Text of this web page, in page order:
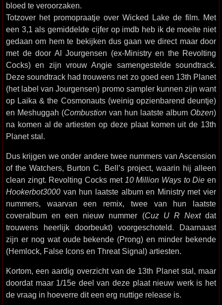
bloed te veroorzaken.
Totzover het promopraatje over Wicked Lake de film. Met
een 3,1 als gemiddelde cijfer op imdb heb ik de moeite niet
gedaan om hem te bekijken dus gaan we direct maar door
met de door Al Jourgensen (ex-Ministry en the Revolting
Cocks) en zijn vrouw Angie samengestelde soundtrack.
Deze soundtrack had trouwens net zo goed een 13th Planet
(het label van Jourgensen) promo sampler kunnen zijn want
op Laika & the Cosmonauts (weinig opzienbarend deuntje)
en Meshuggah (Combustion van hun laatste album Obzen)
na komen al de artiesten op deze plaat komen uit de 13th
Planet stal.
Dus krijgen we onder andere twee nummers van Ascension
of the Watchers, Burton C. Bell’s project, waarin hij alleen
clean zingt. Revolting Cocks met 10 Million Ways to Die en
Hookerbot3000 van hun laatste album en Ministry met vier
nummers, waarvan een remix, twee van hun laatste
coveralbum en een nieuw nummer (Cuz U R Nextdat
trouwens heerlijk doorbeukt) voorgeschoteld. Daarnaast
zijn er nog wat oude bekende (Prong) en minder bekende
(Hemlock, False Icons en Threat Signal) artiesten.
Kortom, een aardig overzicht van de 13th Planet stal, maar
doordat maar 1/15e deel van deze plaat nieuw werk is het
de vraag in hoeverre dit een erg nuttige release is.